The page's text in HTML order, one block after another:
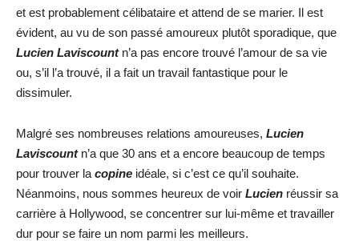
et est probablement célibataire et attend de se marier. Il est
évident, au vu de son passé amoureux plutôt sporadique, que
Lucien Laviscountn’a pas encore trouvé l’amour de sa vie
ou, s’il l’a trouvé, il a fait un travail fantastique pour le
dissimuler.
Malgré ses nombreuses relations amoureuses, Lucien
Laviscountn’a que 30 ans et a encore beaucoup de temps
pour trouver la copine idéale, si c’est ce qu’il souhaite.
Néanmoins, nous sommes heureux de voir Lucien réussir sa
carrière à Hollywood, se concentrer sur lui-même et travailler
dur pour se faire un nom parmi les meilleurs.